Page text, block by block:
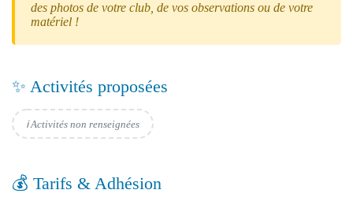
des photos de votre club, de vos observations ou de votre
matériel !
✨ Activités proposées
ℹ️ Activités non renseignées
💰 Tarifs & Adhésion